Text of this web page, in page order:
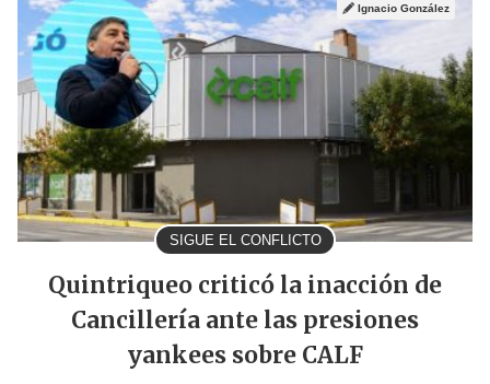
SIGUE EL CONFLICTO
Ignacio González
Quintriqueo criticó la inacción de
Cancillería ante las presiones
yankees sobre CALF